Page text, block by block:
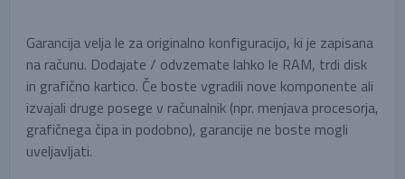
Garancija velja le za originalno konfiguracijo, ki je zapisana
na računu. Dodajate / odvzemate lahko le RAM, trdi disk
in grafično kartico. Če boste vgradili nove komponente ali
izvajali druge posege v računalnik (npr. menjava procesorja,
grafičnega čipa in podobno), garancije ne boste mogli
uveljavljati.